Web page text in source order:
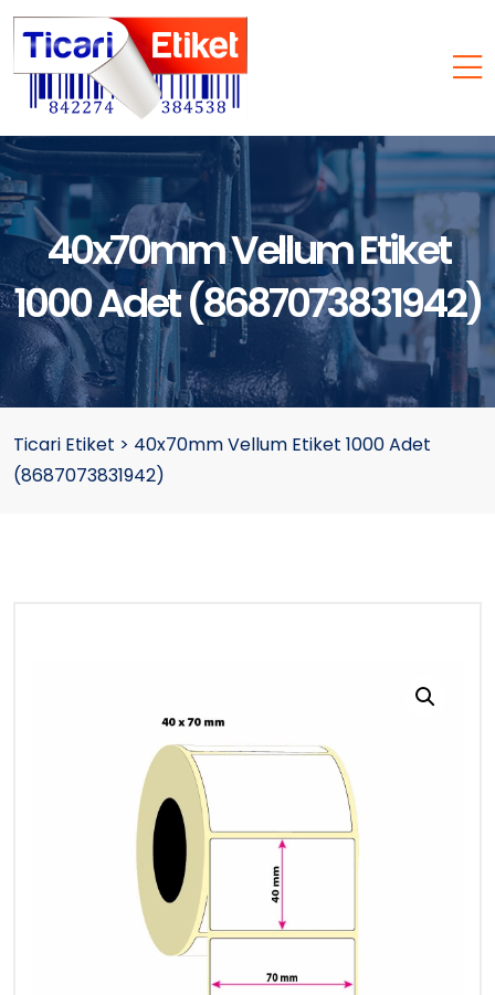
40x70mm Vellum Etiket
1000 Adet (8687073831942)
Ticari Etiket > 40x70mm Vellum Etiket 1000 Adet
(8687073831942)